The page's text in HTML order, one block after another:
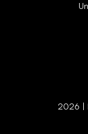
2026 |